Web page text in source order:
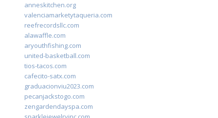
anneskitchen.org
valenciamarketytaqueria.com
reefrecordsllc.com
alawaffle.com
aryouthfishing.com
united-basketball.com
tios-tacos.com
cafecito-satx.com
graduacionviu2023.com
pecanjackstogo.com
zengardendayspa.com